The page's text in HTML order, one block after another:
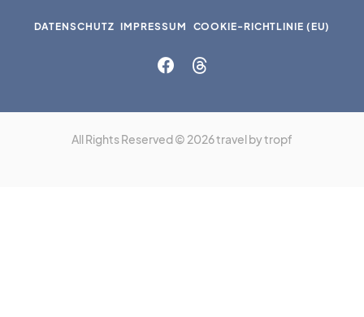
DATENSCHUTZ IMPRESSUM COOKIE-RICHTLINIE (EU)
All Rights Reserved © 2026 travel by tropf